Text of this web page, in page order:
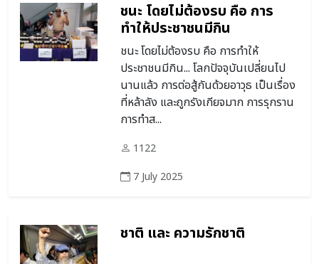
ชนะ โดยไม่ต้องรบ คือ การ
ทำให้ประชาชนมีกิน
ชนะ โดยไม่ต้องรบ คือ การทำให้
ประชาชนมีกิน... โลกปัจจุบันเปลี่ยนไป
นานแล้ว การต่อสู้กันด้วยอาวุธ เป็นเรื่อง
ที่หล้าลัง และถูกรังเกียจมาก การรุกราน
การทำส...
1122
7 July 2025
ชาติ และ ความรักชาติ